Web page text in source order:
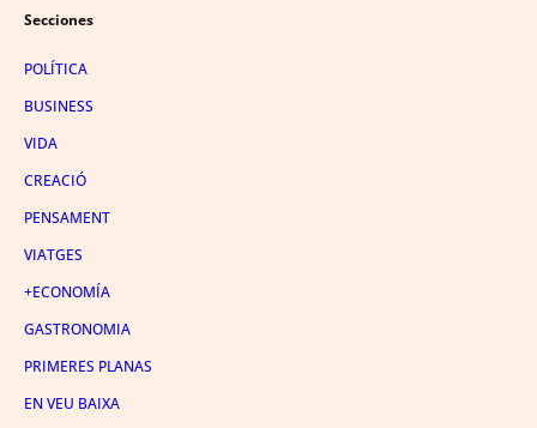
Secciones
POLÍTICA
BUSINESS
VIDA
CREACIÓ
PENSAMENT
VIATGES
+ECONOMÍA
GASTRONOMIA
PRIMERES PLANAS
EN VEU BAIXA